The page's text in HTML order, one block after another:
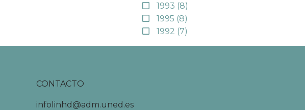
1993 (8)
1995 (8)
1992 (7)
CONTACTO
infolinhd@adm.uned.es